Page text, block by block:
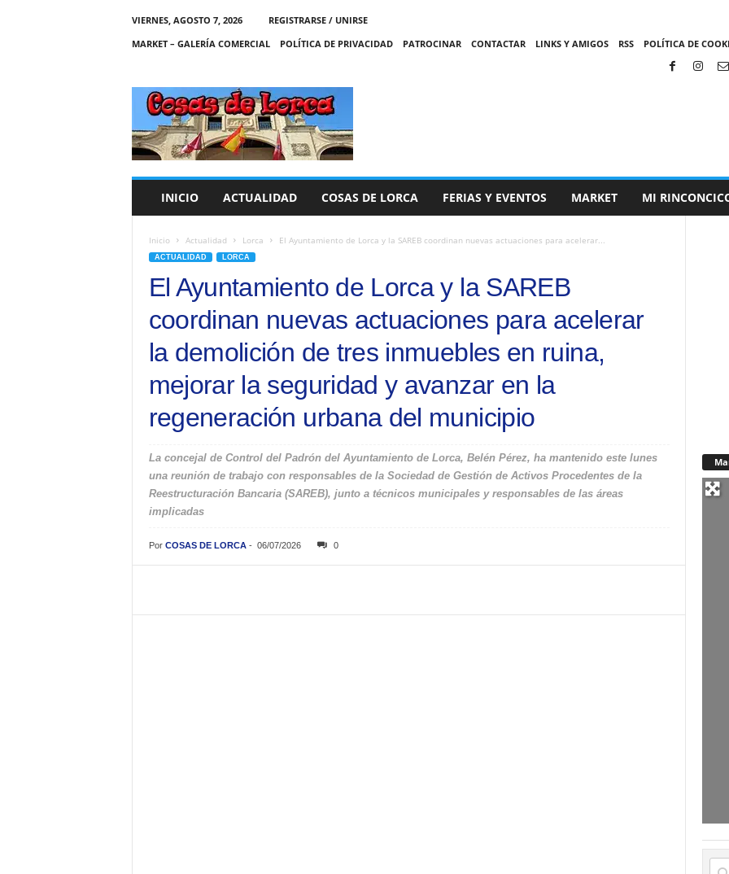
VIERNES, AGOSTO 7, 2026
REGISTRARSE / UNIRSE
MARKET – GALERÍA COMERCIAL
POLÍTICA DE PRIVACIDAD PATROCINAR CONTACTAR LINKS Y AMIGOS RSS POLÍTICA DE
C
A
S
INICIO ACTUALIDAD COSAS DE LORCA FERIAS Y EVENTOS MARKET MI
Inicio Actualidad Lorca El Ayuntamiento de Lorca y la SAREB coordinan nuevas actuaciones para acelerar...
ACTUALIDAD LORCA
El Ayuntamiento de Lorca y la SAREB
coordinan nuevas actuaciones para acelerar
la demolición de tres inmuebles en ruina,
mejorar la seguridad y avanzar en la
regeneración urbana del municipio
La concejal de Control del Padrón del Ayuntamiento de Lorca, Belén Pérez, ha mantenido este lunes
una reunión de trabajo con responsables de la Sociedad de Gestión de Activos Procedentes de la
Reestructuración Bancaria (SAREB), junto a técnicos municipales y responsables de las áreas
implicadas
Por COSAS DE LORCA- 06/07/2026 0